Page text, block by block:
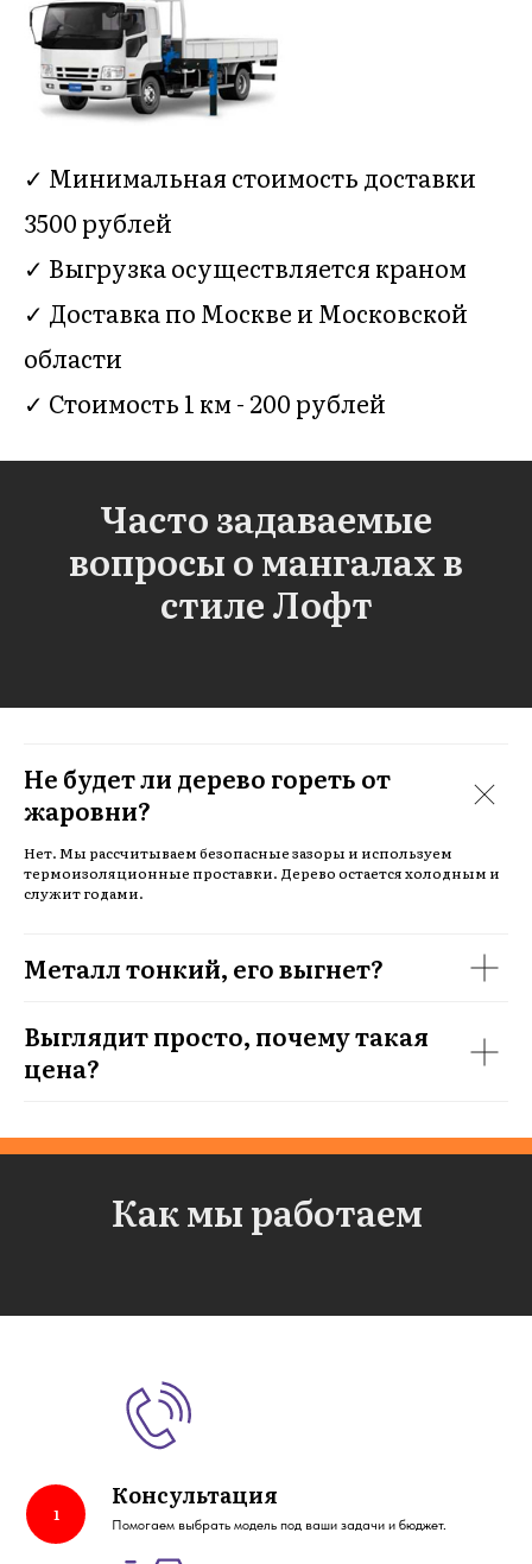
✓ Минимальная стоимость доставки
3500 рублей
✓ Выгрузка осуществляется краном
✓ Доставка по Москве и Московской
области
✓ Стоимость 1 км - 200 рублей
Часто задаваемые
вопросы о мангалах в
стиле Лофт
Не будет ли дерево гореть от
жаровни?
Нет. Мы рассчитываем безопасные зазоры и используем
термоизоляционные проставки. Дерево остается холодным и
служит годами.
Металл тонкий, его выгнет?
Выглядит просто, почему такая
цена?
Как мы работаем
Консультация
Помогаем выбрать модель под ваши задачи и бюджет.